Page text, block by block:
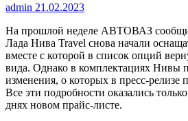
admin 21.02.2023
На прошлой неделе АВТОВАЗ
Лада Нива Travel снова начали
вместе с которой в список опций
вида. Однако в комплектациях Нивы
изменения, о которых в пресс-релизе
Все эти подробности оказались
днях новом прайс-листе.